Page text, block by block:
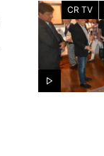
CR TV